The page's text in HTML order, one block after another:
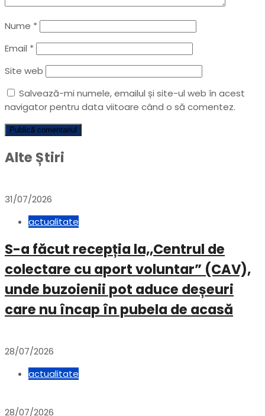
Nume *
Email *
Site web
Salvează-mi numele, emailul și site-ul web în acest
navigator pentru data viitoare când o să comentez.
Alte Știri
31/07/2026
actualitate
S-a făcut recepția la,,Centrul de
colectare cu aport voluntar” (CAV),
unde buzoienii pot aduce deșeuri
care nu încap în pubela de acasă
28/07/2026
actualitate
28/07/2026